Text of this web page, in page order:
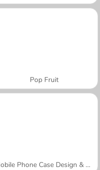
Pop Fruit
Mobile Phone Case Design & DIY